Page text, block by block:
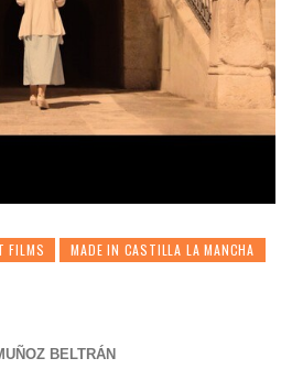
FILMS MADE IN CASTILLA LA MANCHA
BELTRÁN